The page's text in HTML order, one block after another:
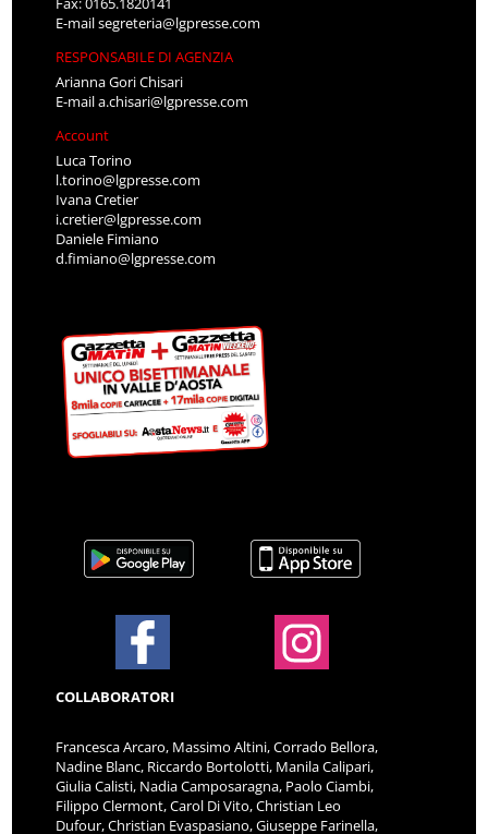
E-mailsegreteria@lgpresse.com
RESPONSABILE DI AGENZIA
Arianna Gori Chisari
E-maila.chisari@lgpresse.com
Account
Luca Torino
l.torino@lgpresse.com
Ivana Cretier
i.cretier@lgpresse.com
Daniele Fimiano
d.fimiano@lgpresse.com
COLLABORATORI
Francesca Arcaro, Massimo Altini, Corrado Bellora,
Nadine Blanc, Riccardo Bortolotti, Manila Calipari,
Giulia Calisti, Nadia Camposaragna, Paolo Ciambi,
Filippo Clermont, Carol Di Vito, Christian Leo
Dufour, Christian Evaspasiano, Giuseppe Farinella,